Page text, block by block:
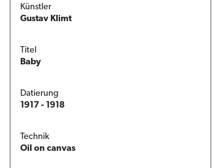
Künstler
Gustav Klimt
Titel
Baby
Datierung
1917 - 1918
Technik
Oil on canvas